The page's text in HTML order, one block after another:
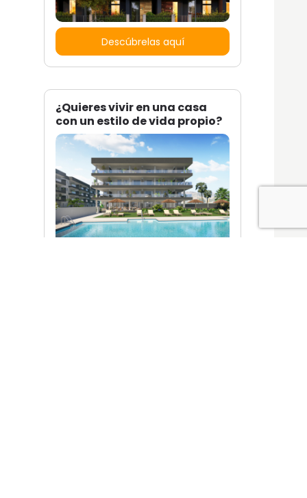
Descúbrelas aquí
¿Quieres vivir en una casa
con un estilo de vida propio?